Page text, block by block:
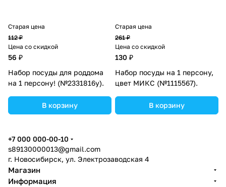
Старая цена
112 ₽
Цена со скидкой
56 ₽
Набор посуды для роддома
на 1 персону! (№2331816у).
В корзину
Старая цена
261 ₽
Цена со скидкой
130 ₽
Набор посуды на 1 персону,
цвет МИКС (№1115567).
В корзину
+7 000 000-00-10
s89130000013@gmail.com
г. Новосибирск, ул. Электрозаводская 4
Магазин
Информация